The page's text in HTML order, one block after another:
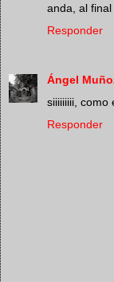
anda, al
Responder
Ángel
siiiiiiiii, como
Responder